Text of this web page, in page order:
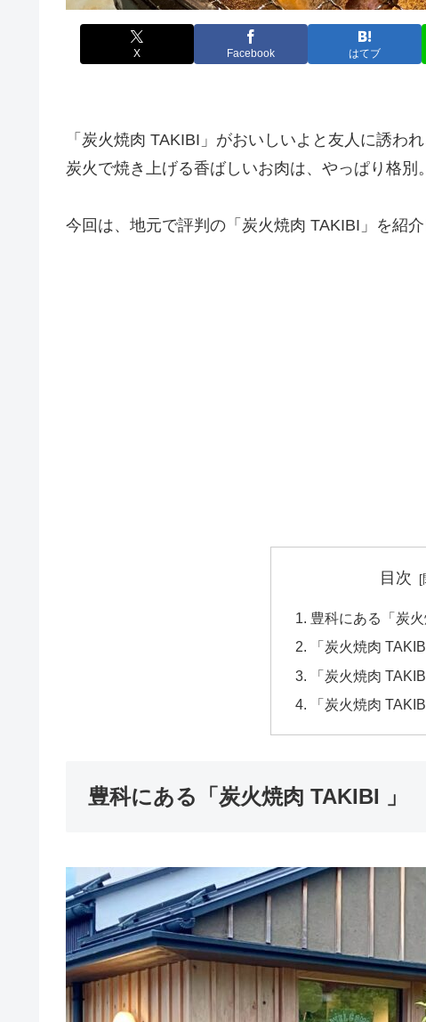
X Facebook はてブ
「炭火焼肉 TAKIBI」がおいしいよと友人に誘わ
炭火で焼き上げる香ばしいお肉は、やっぱり格別。
今回は、地元で評判の「炭火焼肉 TAKIBI」を紹介
目次
豊科にある「炭火
「炭火焼肉
「炭火焼肉
「炭火焼肉
豊科にある「炭火焼肉 TAKIBI 」